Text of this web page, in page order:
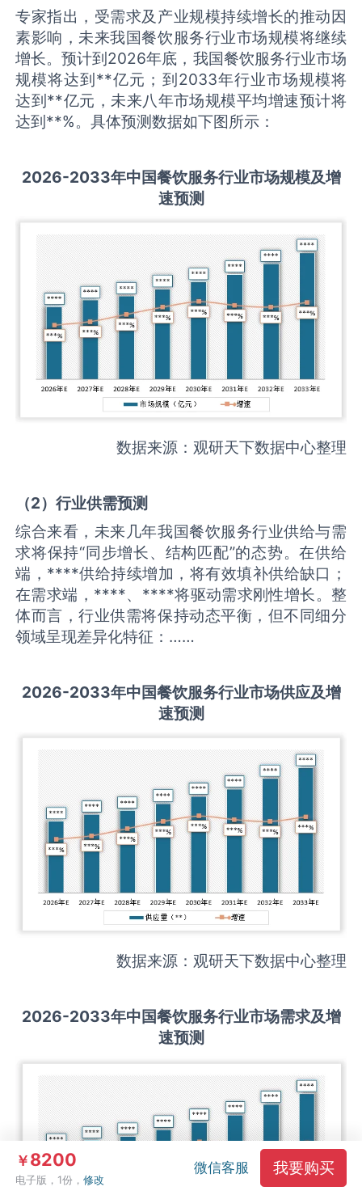
专家指出，受需求及产业规模持续增长的推动因
素影响，未来我国餐饮服务行业市场规模将继续
增长。预计到2026年底，我国餐饮服务行业市场
规模将达到**亿元；到2033年行业市场规模将
达到**亿元，未来八年市场规模平均增速预计将
达到**%。具体预测数据如下图所示：
2026-2033年中国餐饮服务行业市场规模及增
速预测
数据来源：观研天下数据中心整理
（2）行业供需预测
综合来看，未来几年我国餐饮服务行业供给与需
求将保持“同步增长、结构匹配”的态势。在供给
端，****供给持续增加，将有效填补供给缺口；
在需求端，****、****将驱动需求刚性增长。整
体而言，行业供需将保持动态平衡，但不同细分
领域呈现差异化特征：……
2026-2033年中国餐饮服务行业市场供应及增
速预测
数据来源：观研天下数据中心整理
2026-2033年中国餐饮服务行业市场需求及增
速预测
￥8200
电子版，1份，修改
微信客服 我要购买